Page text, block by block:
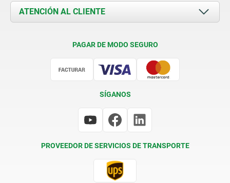
Contacto
Documents
ATENCIÓN AL CLIENTE
PAGAR DE MODO SEGURO
SÍGANOS
PROVEEDOR DE SERVICIOS DE TRANSPORTE